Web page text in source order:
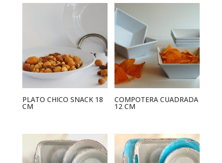
PLATO CHICO SNACK 18
CM
COMPOTERA CUADRADA
12 CM